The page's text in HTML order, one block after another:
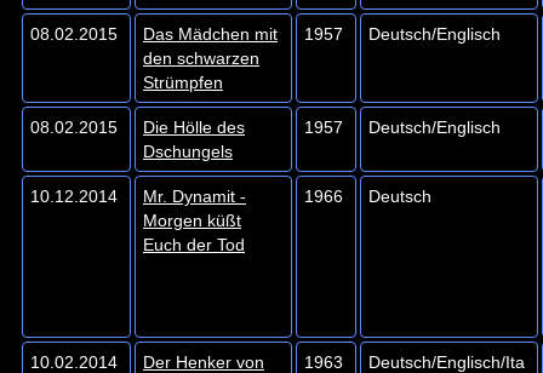
08.02.2015
Das Mädchen mit
den schwarzen
Strümpfen
1957 Deutsch/Englisch
08.02.2015
Die Hölle des
Dschungels
1957 Deutsch/Englisch
10.12.2014
Mr. Dynamit -
Morgen küßt
Euch der Tod
1966 Deutsch
10.02.2014
Der Henker von
1963 Deutsch/Englisch/Ita